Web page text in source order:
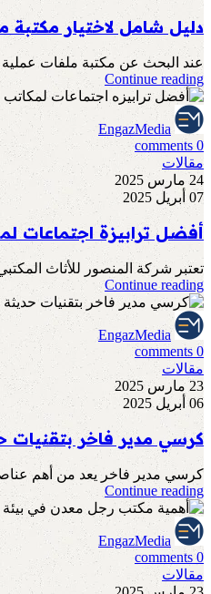
دليل شامل لاختيار
عند البحث عن مكتبة ملفات عملية
Continue reading
EngazMedia
0
comments
مقالات
24 مارس 2025
07 أبريل 2025
أفضل ترابيزة اجتماعات
تعتبر شركة المنصور للأثاث
Continue reading
EngazMedia
0
comments
مقالات
23 مارس 2025
06 أبريل 2025
كرسي مدير فاخر بتقنيات
كرسي مدير فاخر يعد من أهم
Continue reading
EngazMedia
0
comments
مقالات